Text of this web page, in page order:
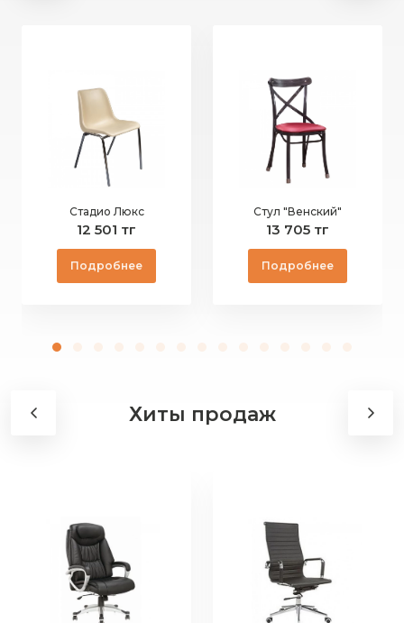
Стадио Люкс
12 501 тг
Подробнее
Стул "Венский"
13 705 тг
Подробнее
Хиты продаж